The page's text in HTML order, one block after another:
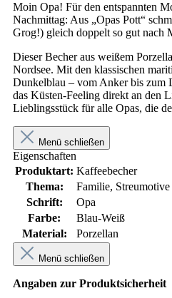
Moin Opa! Für den entspannten
Nachmittag: Aus „Opas Pott“
Grog!) gleich doppelt so gut nach
Dieser Becher aus weißem
Nordsee. Mit den klassischen
Dunkelblau – vom Anker bis zum
das Küsten-Feeling direkt an den
Lieblingsstück für alle Opas, die
Menü schließen
Eigenschaften
Produktart: Kaffeebecher
Thema:
Familie, Streumotive
Schrift:
Opa
Farbe:
Blau-Weiß
Material:
Porzellan
Menü schließen
Angaben zur Produktsicherheit